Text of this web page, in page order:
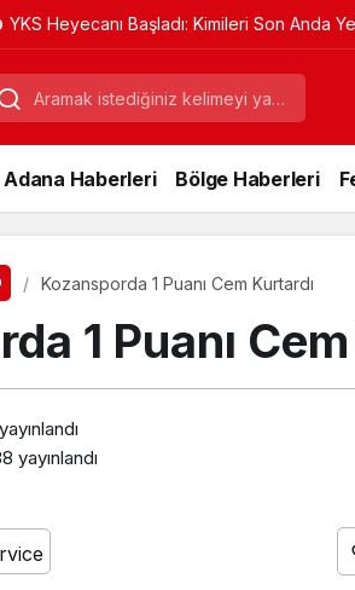
YKS Heyecanı Başladı: Kimileri Son Anda
Kapıda Kaldı
Adana Haberleri Bölge Haberleri
Kozansporda 1 Puanı Cem Kurtardı
1 Puanı
yayınlandı